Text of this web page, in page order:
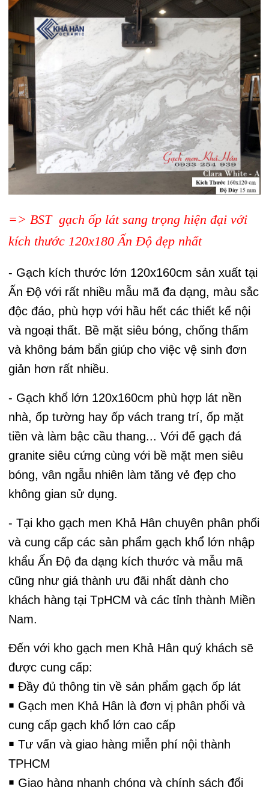
=> BST gạch ốp lát sang trọng hiện đại với
kích thước 120x180 Ấn Độ đẹp nhất
- Gạch kích thước lớn 120x160cm sản xuất tại
Ấn Độ với rất nhiều mẫu mã đa dạng, màu sắc
độc đáo, phù hợp với hầu hết các thiết kế nội
và ngoại thất. Bề mặt siêu bóng, chống thấm
và không bám bẩn giúp cho việc vệ sinh đơn
giản hơn rất nhiều.
- Gạch khổ lớn 120x160cm phù hợp lát nền
nhà, ốp tường hay ốp vách trang trí, ốp mặt
tiền và làm bậc cầu thang... Với đế gạch đá
granite siêu cứng cùng với bề mặt men siêu
bóng, vân ngẫu nhiên làm tăng vẻ đẹp cho
không gian sử dụng.
- Tại kho gạch men Khả Hân chuyên phân phối
và cung cấp các sản phẩm gạch khổ lớn nhập
khẩu Ấn Độ đa dạng kích thước và mẫu mã
cũng như giá thành ưu đãi nhất dành cho
khách hàng tại TpHCM và các tỉnh thành Miền
Nam.
Đến với kho gạch men Khả Hân quý khách sẽ
được cung cấp:
￭ Đầy đủ thông tin về sản phẩm gạch ốp lát
￭ Gạch men Khả Hân là đơn vị phân phối và
cung cấp gạch khổ lớn cao cấp
￭ Tư vấn và giao hàng miễn phí nội thành
TPHCM
￭ Giao hàng nhanh chóng và chính sách đổi